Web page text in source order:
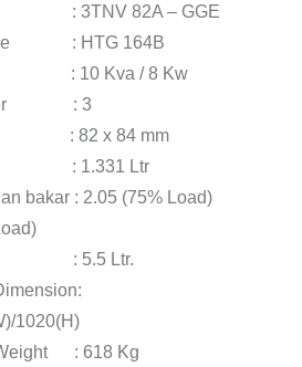
: 3TNV 82A – GGE
: HTG 164B
: 10 Kva / 8 Kw
: 3
: 82 x 84 mm
: 1.331 Ltr
bakar : 2.05 (75% Load)
: 5.5 Ltr.
1020(H)
: 618 Kg